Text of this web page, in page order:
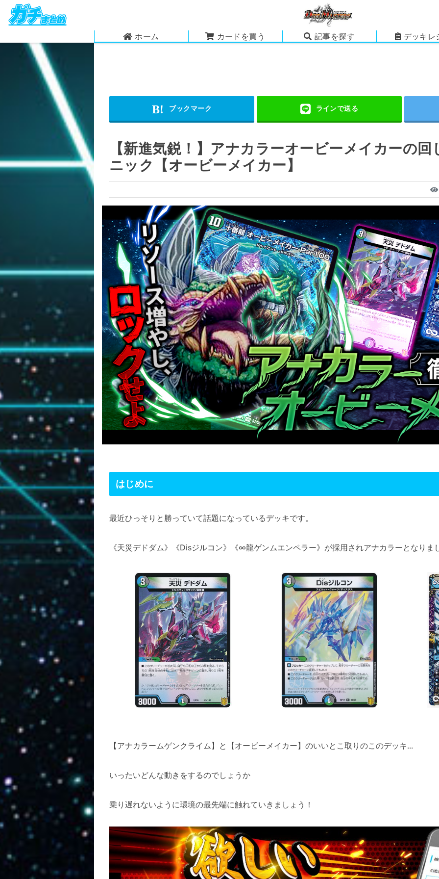
ホーム カードを買う 記事を探す デッキレ
【新進気鋭！】アナカラーオービーメイカーの
ニック【オービーメイカー】
はじめに
最近ひっそりと勝っていて話題になっているデッキです。
《天災デドダム》《Disジルコン》《∞龍ゲンムエンペラー》が採用されアナカラーとなりま
【アナカラームゲンクライム】と【オービーメイカー】のいいとこ取りのこのデッキ...
いったいどんな動きをするのでしょうか
乗り遅れないように環境の最先端に触れていきましょう！